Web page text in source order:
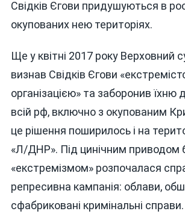
Свідків Єгови придушуються в
окупованих нею територіях.
Ще у квітні 2017 року Верховний
визнав Свідків Єгови
організацією» та заборонив їхню
всій рф, включно з окупованим
це рішення поширилось і на
«Л/ДНР». Під цинічним приводом
«екстремізмом» розпочалася
репресивна кампанія: облави,
сфабриковані кримінальні